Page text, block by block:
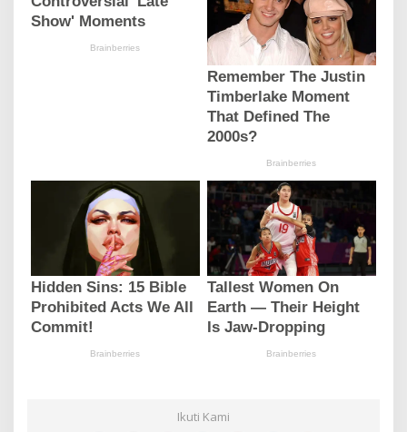
Ikuti Kami